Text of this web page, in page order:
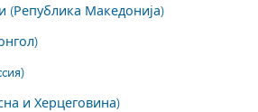
(Република Македонија)
и Херцеговина)